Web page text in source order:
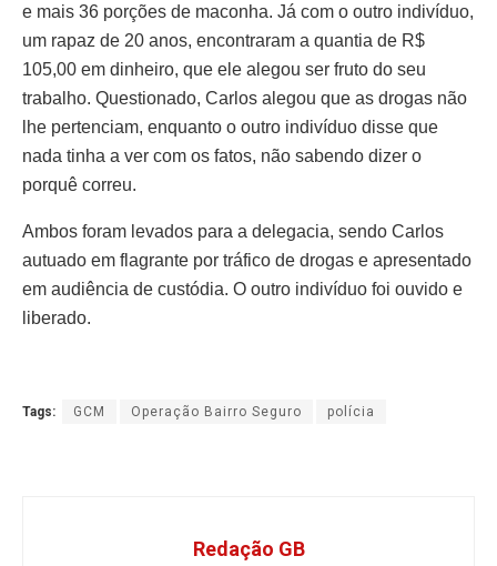
e mais 36 porções de maconha. Já com o outro indivíduo,
um rapaz de 20 anos, encontraram a quantia de R$
105,00 em dinheiro, que ele alegou ser fruto do seu
trabalho. Questionado, Carlos alegou que as drogas não
lhe pertenciam, enquanto o outro indivíduo disse que
nada tinha a ver com os fatos, não sabendo dizer o
porquê correu.
Ambos foram levados para a delegacia, sendo Carlos
autuado em flagrante por tráfico de drogas e apresentado
em audiência de custódia. O outro indivíduo foi ouvido e
liberado.
Tags: GCM Operação Bairro Seguro polícia
Redação GB